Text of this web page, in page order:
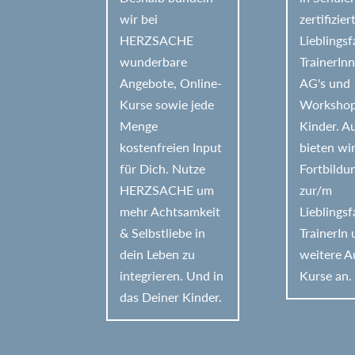
wir bei
HERZSACHE
wunderbare
Angebote, Online-
Kurse sowie jede
Menge
kostenfreien Input
für Dich. Nutze
HERZSACHE um
mehr Achtsamkeit
& Selbstliebe in
dein Leben zu
integrieren. Und in
das Deiner Kinder.
AG's und
Kinder.
bieten wir
zur/m
TrainerIn
weitere
Kurse an.